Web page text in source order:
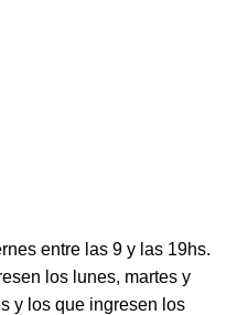
entre las 9 y las 19hs.
los lunes, martes y
y los que ingresen los